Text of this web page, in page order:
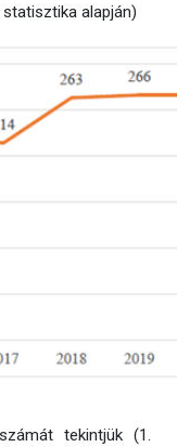
alapján)
tekintjük (1.